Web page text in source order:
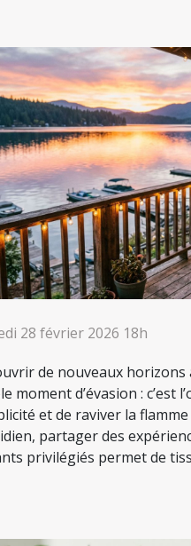
28 février 2026 18h
de nouveaux horizons
moment d’évasion : c’est
et de raviver la
partager des
privilégiés permet de